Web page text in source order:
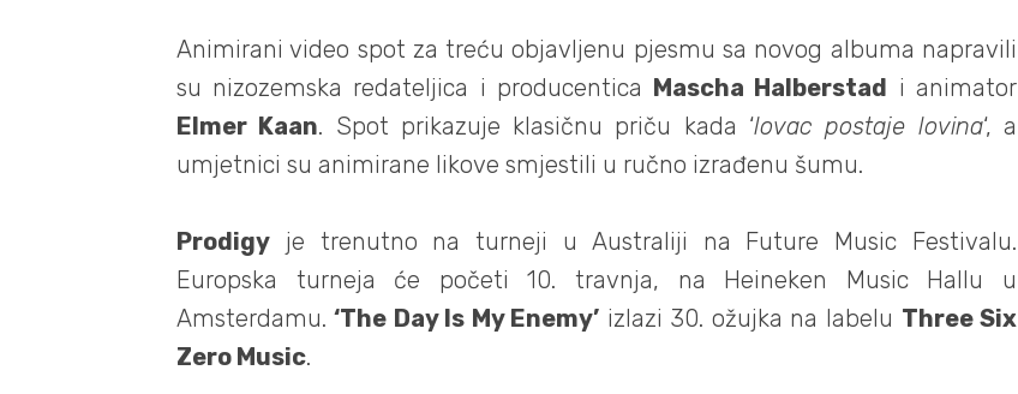
Animirani video spot za treću objavljenu pjesmu sa novog albuma napravili
su nizozemska redateljica i producentica Mascha Halberstad i animator
Elmer Kaan. Spot prikazuje klasičnu priču kada ‘lovac postaje lovina‘, a
umjetnici su animirane likove smjestili u ručno izrađenu šumu.
Prodigyje trenutno na turneji u Australiji na Future Music Festivalu.
Europska turneja će početi 10. travnja, na Heineken Music Hallu u
Amsterdamu.‘The Day Is My Enemy’ izlazi 30. ožujka na labelu Three Six
Zero Music.